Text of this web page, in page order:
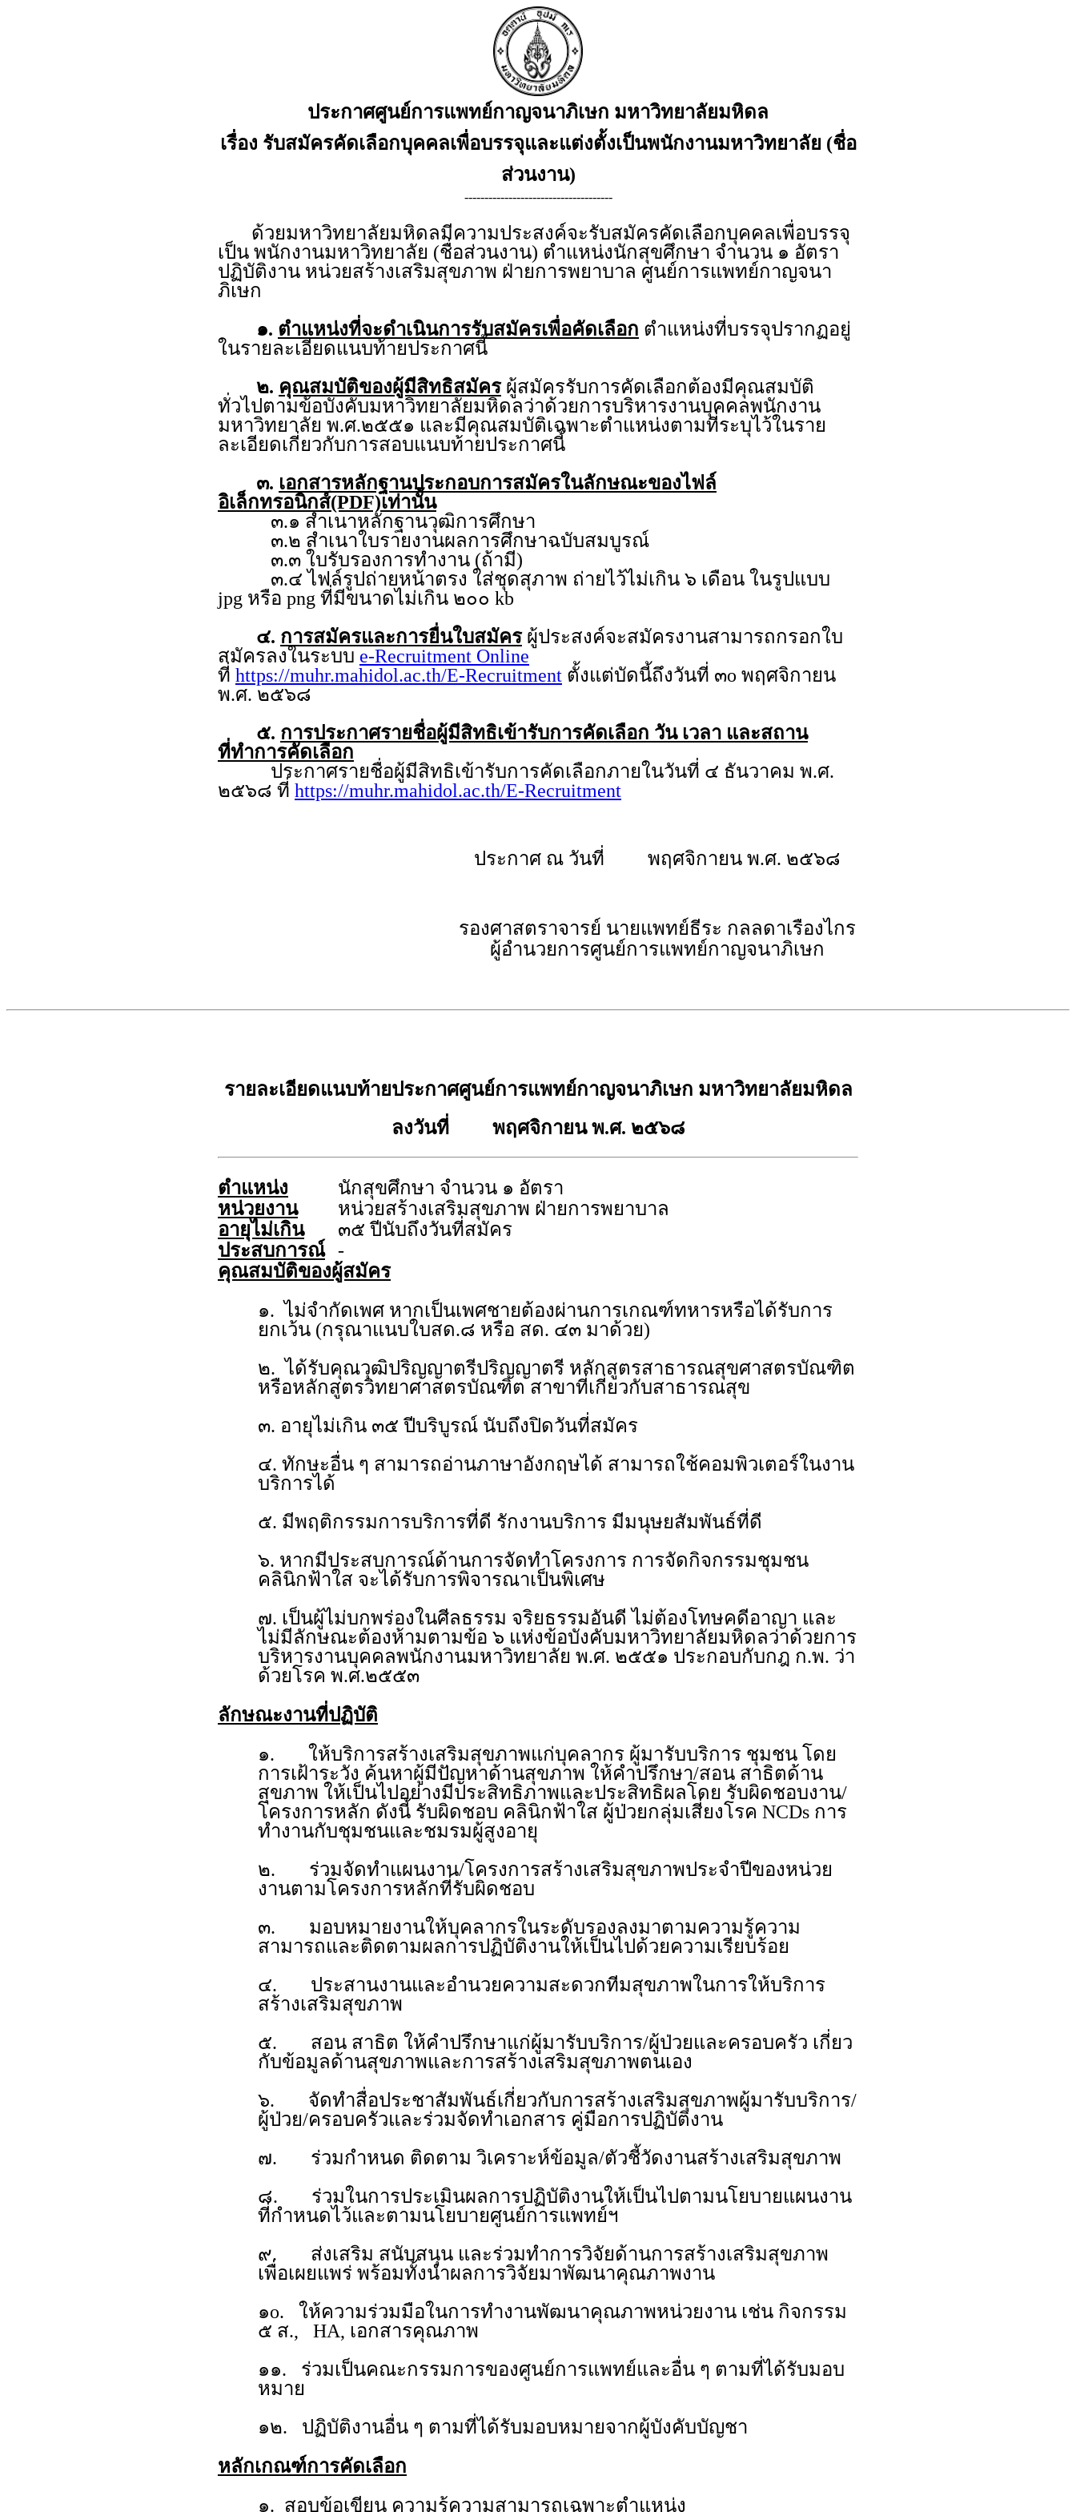
ประกาศศูนย์การแพทย์กาญจนาภิเษก มหาวิทยาลัยมหิดล
เรื่อง รับสมัครคัดเลือกบุคคลเพื่อบรรจุและแต่งตั้งเป็นพนักงานมหาวิทยาลัย (ชื่อ
ส่วนงาน)
-------------------------------------
ด้วยมหาวิทยาลัยมหิดลมีความประสงค์จะรับสมัครคัดเลือกบุคคลเพื่อบรรจุ
เป็น พนักงานมหาวิทยาลัย (ชื่อส่วนงาน) ตำแหน่งนักสุขศึกษา จำนวน ๑ อัตรา
ปฏิบัติงาน หน่วยสร้างเสริมสุขภาพ ฝ่ายการพยาบาล ศูนย์การแพทย์กาญจนา
ภิเษก
๑. ตำแหน่งที่จะดำเนินการรับสมัครเพื่อคัดเลือก ตำแหน่งที่บรรจุปรากฏอยู่
ในรายละเอียดแนบท้ายประกาศนี้
๒. คุณสมบัติของผู้มีสิทธิสมัครผู้สมัครรับการคัดเลือกต้องมีคุณสมบัติ
ทั่วไปตามข้อบังคับมหาวิทยาลัยมหิดลว่าด้วยการบริหารงานบุคคลพนักงาน
มหาวิทยาลัย พ.ศ.๒๕๕๑ และมีคุณสมบัติเฉพาะตำแหน่งตามที่ระบุไว้ในราย
ละเอียดเกี่ยวกับการสอบแนบท้ายประกาศนี้
๓. เอกสารหลักฐานประกอบการสมัครในลักษณะของไฟล์
อิเล็กทรอนิกส์(PDF)เท่านั้น
๓.๑ สำเนาหลักฐานวุฒิการศึกษา
๓.๒ สำเนาใบรายงานผลการศึกษาฉบับสมบูรณ์
๓.๓ ใบรับรองการทำงาน (ถ้ามี)
๓.๔ ไฟล์รูปถ่ายหน้าตรง ใส่ชุดสุภาพ ถ่ายไว้ไม่เกิน ๖ เดือน ในรูปแบบ
jpg หรือ png ที่มีขนาดไม่เกิน ๒๐๐ kb
๔. การสมัครและการยื่นใบสมัครผู้ประสงค์จะสมัครงานสามารถกรอกใบ
สมัครลงในระบบ e-Recruitment Online
ที่ https://muhr.mahidol.ac.th/E-Recruitment ตั้งแต่บัดนี้ถึงวันที่ ๓o พฤศจิกายน
พ.ศ. ๒๕๖๘
๕. การประกาศรายชื่อผู้มีสิทธิเข้ารับการคัดเลือก วัน เวลา และสถาน
ที่ทำการคัดเลือก
ประกาศรายชื่อผู้มีสิทธิเข้ารับการคัดเลือกภายในวันที่ ๔ ธันวาคม พ.ศ.
๒๕๖๘ ที่ https://muhr.mahidol.ac.th/E-Recruitment
ประกาศ ณ วันที่ พฤศจิกายน พ.ศ. ๒๕๖๘
รองศาสตราจารย์ นายแพทย์ธีระ กลลดาเรืองไกร
ผู้อำนวยการศูนย์การแพทย์กาญจนาภิเษก
รายละเอียดแนบท้ายประกาศศูนย์การแพทย์กาญจนาภิเษก มหาวิทยาลัยมหิดล
ลงวันที่ พฤศจิกายน พ.ศ. ๒๕๖๘
ตำแหน่ง
นักสุขศึกษา จำนวน ๑ อัตรา
หน่วยงาน
หน่วยสร้างเสริมสุขภาพ ฝ่ายการพยาบาล
อายุไม่เกิน
๓๕ ปีนับถึงวันที่สมัคร
ประสบการณ์
-
คุณสมบัติของผู้สมัคร
๑. ไม่จำกัดเพศ หากเป็นเพศชายต้องผ่านการเกณฑ์ทหารหรือได้รับการ
ยกเว้น (กรุณาแนบใบสด.๘ หรือ สด. ๔๓ มาด้วย)
๒. ได้รับคุณวุฒิปริญญาตรีปริญญาตรี หลักสูตรสาธารณสุขศาสตรบัณฑิต
หรือหลักสูตรวิทยาศาสตรบัณฑิต สาขาที่เกี่ยวกับสาธารณสุข
๓. อายุไม่เกิน ๓๕ ปีบริบูรณ์ นับถึงปิดวันที่สมัคร
๔. ทักษะอื่น ๆ สามารถอ่านภาษาอังกฤษได้ สามารถใช้คอมพิวเตอร์ในงาน
บริการได้
๕. มีพฤติกรรมการบริการที่ดี รักงานบริการ มีมนุษยสัมพันธ์ที่ดี
๖. หากมีประสบการณ์ด้านการจัดทำโครงการ การจัดกิจกรรมชุมชน
คลินิกฟ้าใส จะได้รับการพิจารณาเป็นพิเศษ
๗. เป็นผู้ไม่บกพร่องในศีลธรรม จริยธรรมอันดี ไม่ต้องโทษคดีอาญา และ
ไม่มีลักษณะต้องห้ามตามข้อ ๖ แห่งข้อบังคับมหาวิทยาลัยมหิดลว่าด้วยการ
บริหารงานบุคคลพนักงานมหาวิทยาลัย พ.ศ. ๒๕๕๑ ประกอบกับกฎ ก.พ. ว่า
ด้วยโรค พ.ศ.๒๕๕๓
ลักษณะงานที่ปฏิบัติ
๑. ให้บริการสร้างเสริมสุขภาพแก่บุคลากร ผู้มารับบริการ ชุมชน โดย
การเฝ้าระวัง ค้นหาผู้มีปัญหาด้านสุขภาพ ให้คำปรึกษา/สอน สาธิตด้าน
สุขภาพ ให้เป็นไปอย่างมีประสิทธิภาพและประสิทธิผลโดย รับผิดชอบงาน/
โครงการหลัก ดังนี้ รับผิดชอบ คลินิกฟ้าใส ผู้ป่วยกลุ่มเสี่ยงโรค NCDs การ
ทำงานกับชุมชนและชมรมผู้สูงอายุ
๒. ร่วมจัดทำแผนงาน/โครงการสร้างเสริมสุขภาพประจำปีของหน่วย
งานตามโครงการหลักที่รับผิดชอบ
๓. มอบหมายงานให้บุคลากรในระดับรองลงมาตามความรู้ความ
สามารถและติดตามผลการปฏิบัติงานให้เป็นไปด้วยความเรียบร้อย
๔. ประสานงานและอำนวยความสะดวกทีมสุขภาพในการให้บริการ
สร้างเสริมสุขภาพ
๕. สอน สาธิต ให้คำปรึกษาแก่ผู้มารับบริการ/ผู้ป่วยและครอบครัว เกี่ยว
กับข้อมูลด้านสุขภาพและการสร้างเสริมสุขภาพตนเอง
๖. จัดทำสื่อประชาสัมพันธ์เกี่ยวกับการสร้างเสริมสุขภาพผู้มารับบริการ/
ผู้ป่วย/ครอบครัวและร่วมจัดทำเอกสาร คู่มือการปฏิบัติงาน
๗. ร่วมกำหนด ติดตาม วิเคราะห์ข้อมูล/ตัวชี้วัดงานสร้างเสริมสุขภาพ
๘. ร่วมในการประเมินผลการปฏิบัติงานให้เป็นไปตามนโยบายแผนงาน
ที่กำหนดไว้และตามนโยบายศูนย์การแพทย์ฯ
๙. ส่งเสริม สนับสนุน และร่วมทำการวิจัยด้านการสร้างเสริมสุขภาพ
เพื่อเผยแพร่ พร้อมทั้งนำผลการวิจัยมาพัฒนาคุณภาพงาน
๑o. ให้ความร่วมมือในการทำงานพัฒนาคุณภาพหน่วยงาน เช่น กิจกรรม
๕ ส., HA, เอกสารคุณภาพ
๑๑. ร่วมเป็นคณะกรรมการของศูนย์การแพทย์และอื่น ๆ ตามที่ได้รับมอบ
หมาย
๑๒. ปฏิบัติงานอื่น ๆ ตามที่ได้รับมอบหมายจากผู้บังคับบัญชา
หลักเกณฑ์การคัดเลือก
๑. สอบข้อเขียน ความรู้ความสามารถเฉพาะตำแหน่ง